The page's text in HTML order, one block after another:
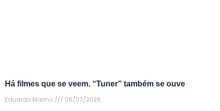
Há filmes que se veem. “Tuner” também se ouve
Eduardo Marino
06/07/2026